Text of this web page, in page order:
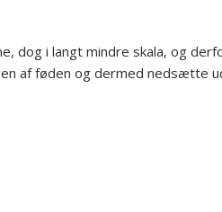
dog i langt mindre skala, og
af føden og dermed nedsætte